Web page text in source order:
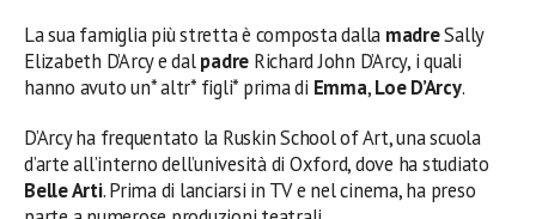
La sua famiglia più stretta è composta dalla madreSally
Elizabeth D’Arcy e dalpadre Richard John D’Arcy, i quali
hanno avuto un* altr* figli* prima di Emma,Loe D’Arcy.
D’Arcy ha frequentato la Ruskin School of Art, una scuola
d’arte all’interno dell’univesità di Oxford, dove ha studiato
Belle Arti. Prima di lanciarsi in TV e nel cinema, ha preso